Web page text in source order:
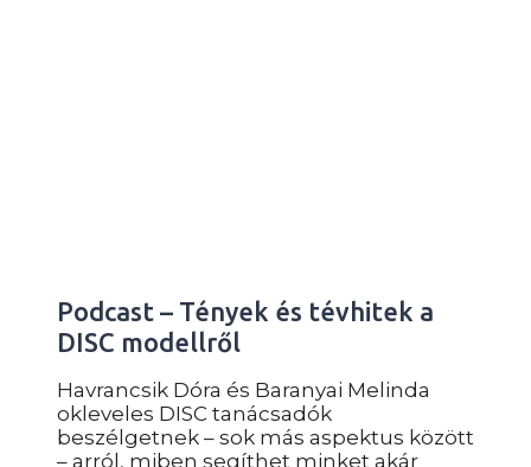
Podcast – Tények és tévhitek a
DISC modellről
Havrancsik Dóra és Baranyai Melinda
okleveles DISC tanácsadók
beszélgetnek – sok más aspektus között
– arról, miben segíthet minket akár